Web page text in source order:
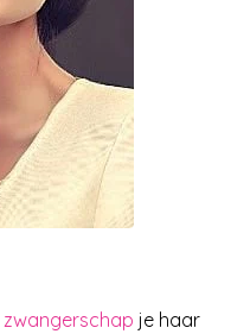
zwangerschap je haar